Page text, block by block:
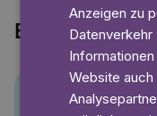
Entdecke auch
Anzeigen zu
Datenverkehr
Website